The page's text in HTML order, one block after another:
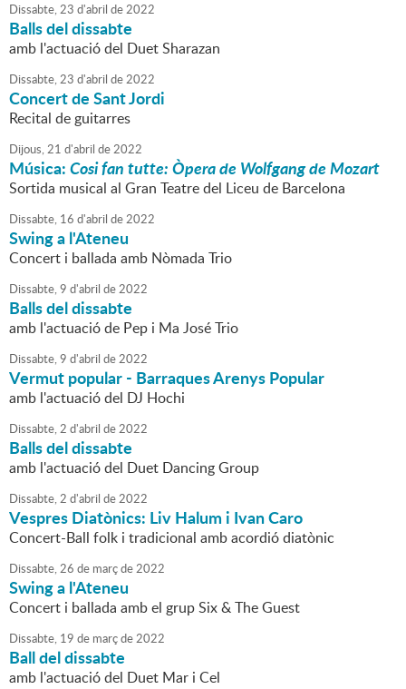
Dissabte,23 d'abril de2022
Balls del dissabte
amb l'actuació del Duet Sharazan
Dissabte,23 d'abril de2022
Concert de Sant Jordi
Recital de guitarres
Dijous,21 d'abril de2022
Música:Cosi fan tutte: Òpera de Wolfgang de Mozart
Sortida musical al Gran Teatre del Liceu de Barcelona
Dissabte, 16 d'abril de2022
Swing a l'Ateneu
Concert i ballada amb Nòmada Trio
Dissabte,9 d'abril de2022
Balls del dissabte
amb l'actuació de Pep i Ma José Trio
Dissabte,9 d'abril de2022
Vermut popular - Barraques Arenys Popular
amb l'actuació del DJ Hochi
Dissabte,2 d'abril de2022
Balls del dissabte
amb l'actuació del Duet Dancing Group
Dissabte,2 d'abril de2022
Vespres Diatònics: Liv Halum i Ivan Caro
Concert-Ball folk i tradicional amb acordió diatònic
Dissabte,26 de marçde2022
Swing a l'Ateneu
Concert i ballada amb el grup Six & The Guest
Dissabte, 19 de marçde2022
Ball del dissabte
amb l'actuació del Duet Mar i Cel